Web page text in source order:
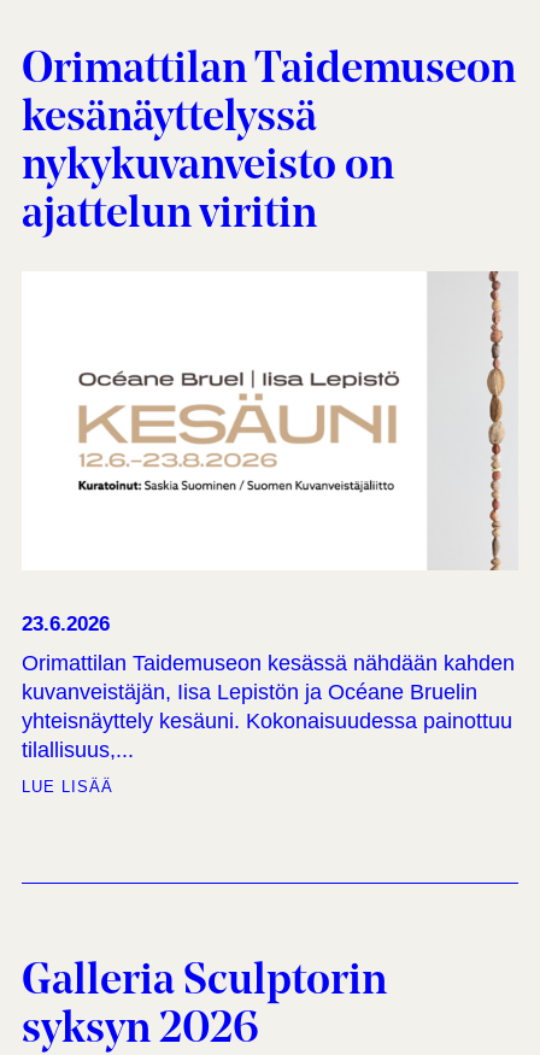
Orimattilan Taidemuseon
kesänäyttelyssä
nykykuvanveisto on
ajattelun viritin
23.6.2026
Orimattilan Taidemuseon kesässä nähdään kahden
kuvanveistäjän, Iisa Lepistön ja Océane Bruelin
yhteisnäyttely kesäuni. Kokonaisuudessa painottuu
tilallisuus,...
LUE LISÄÄ
Galleria Sculptorin
syksyn 2026